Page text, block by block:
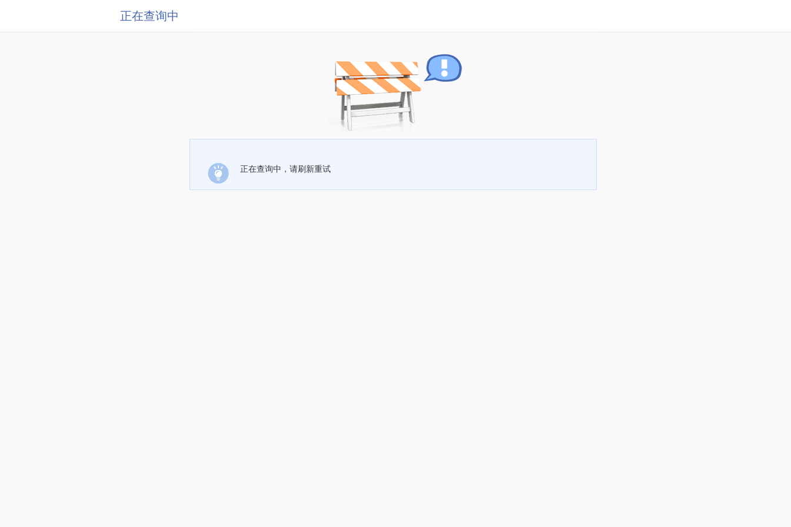
正在查询中
正在查询中，请刷新重试